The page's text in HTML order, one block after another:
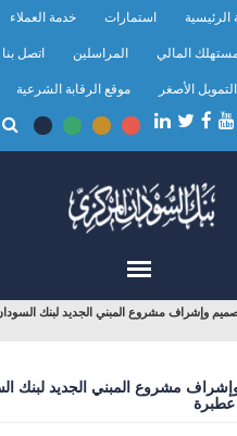
الرئيسية استمارات خدمة العملاء
المالي المراسلين اتصل بنا
الأصغر موقع الرقابة الشرعية
وإشراف مشروع المبني الجديد لبنك
مشروع المبني الجديد لبنك